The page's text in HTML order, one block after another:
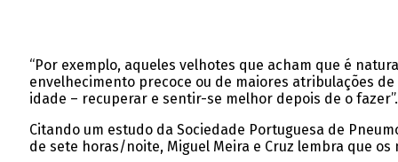
“Por exemplo, aqueles velhotes que acham que é
envelhecimento precoce ou de maiores atribulações
idade – recuperar e sentir-se melhor depois de o fazer”.
Citando um estudo da Sociedade Portuguesa de
de sete horas/noite, Miguel Meira e Cruz lembra que